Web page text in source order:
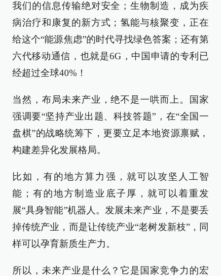
我们的信息传输绝对安全；生物制造，成为疾
病治疗和康复的新方式；氢能与核聚变，正在
给这个“能源焦虑”的时代寻找绿色答案；还有第
六代移动通信，也就是6G，中国申请的专利已
经超过全球40%！
当然，布局未来产业，绝不是一哄而上。国家
强调要“坚持产业出题、科技答题”，在“全国一
盘棋”的战略统筹下，更要立足本地资源禀赋，
构建差异化发展格局。
比如，有的地方算力强，就可以攻坚人工智
能；有的地方制造业底子厚，就可以着重发
展“具身智能”机器人。发展未来产业，不是要丢
掉传统产业，而是让传统产业“老树发新枝”，同
样可以孕育新质生产力。
所以，未来产业是什么？它是国家竞争力的宏